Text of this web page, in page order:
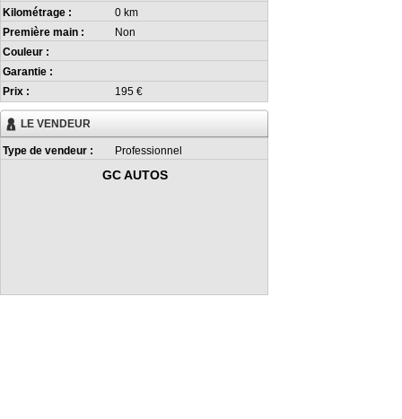
Kilométrage :
0 km
Première main :
Non
Couleur :
Garantie :
Prix :
195 €
LE VENDEUR
Type de vendeur : Professionnel
GC AUTOS